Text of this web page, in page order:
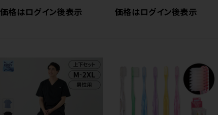
価格はログイン後表示
価格はログイン後表示